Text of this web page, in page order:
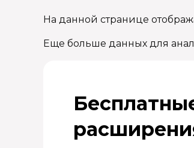
На данной странице
Еще больше данных для